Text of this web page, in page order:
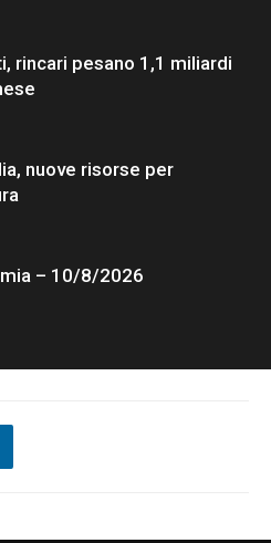
rincari pesano 1,1 miliardi
nuove risorse per
– 10/8/2026